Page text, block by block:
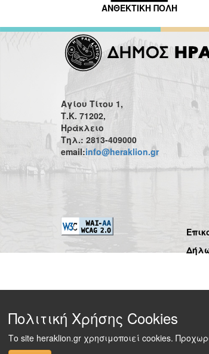
ΑΝΘΕΚΤΙΚΗ ΠΟΛΗ
Αγίου Τίτου 1,
Τ.Κ. 71202,
Ηράκλειο
Τηλ.: 2813-409000
email:info@heraklion.gr
Πολιτική Χρήσης Cookies
Το site heraklion.gr χρησιμοποιεί cookies.